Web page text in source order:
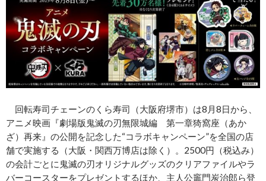
回転寿司チェーンのくら寿司（大阪府堺市）は8月8日から、
アニメ映画『劇場版鬼滅の刃無限城編 第一章猗窩座（あか
ざ）再来』の公開を記念した“コラボキャンペーン”を全国の店
舗で実施する（大阪・関西万博店は除く）。2500円（税込み）
の会計ごとに鬼滅の刃オリジナルグッズのクリアファイルやラ
バーコースターをプレゼントするほか、主人公竈門炭治郎ら登